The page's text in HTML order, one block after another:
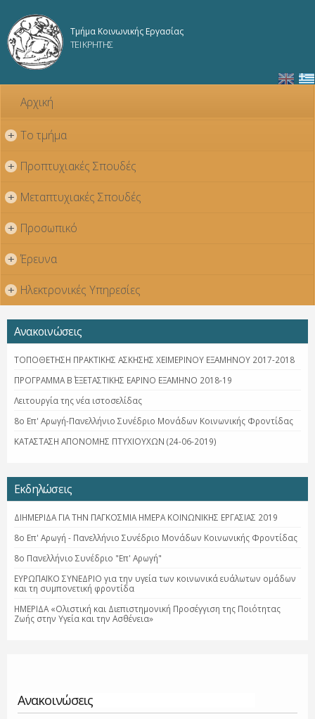
κυρίως
Τμήμα Κοινωνικής Εργασίας
ΤΕΙ ΚΡΗΤΗΣ
Αρχική
+ Το τμήμα
+ Προπτυχιακές Σπουδές
+ Μεταπτυχιακές Σπουδές
+ Προσωπικό
+ Έρευνα
+ Ηλεκτρονικές Υπηρεσίες
Ανακοινώσεις
ΤΟΠΟΘΕΤΗΣΗ ΠΡΑΚΤΙΚΗΣ ΑΣΚΗΣΗΣ ΧΕΙΜΕΡΙΝΟΥ ΕΞΑΜΗΝΟΥ 2017-2018
ΠΡΟΓΡΑΜΜΑ Β΄ ΕΞΕΤΑΣΤΙΚΗΣ ΕΑΡΙΝΟ ΕΞΑΜΗΝΟ 2018-19
Λειτουργία της νέα ιστοσελίδας
8ο Επ' Αρωγή-Πανελλήνιο Συνέδριο Μονάδων Κοινωνικής Φροντίδας
ΚΑΤΑΣΤΑΣΗ ΑΠΟΝΟΜΗΣ ΠΤΥΧΙΟΥΧΩΝ (24-06-2019)
Εκδηλώσεις
ΔΙΗΜΕΡΙΔΑ ΓΙΑ ΤΗΝ ΠΑΓΚΟΣΜΙΑ ΗΜΕΡΑ ΚΟΙΝΩΝΙΚΗΣ ΕΡΓΑΣΙΑΣ 2019
8ο Επ' Αρωγή - Πανελλήνιο Συνέδριο Μονάδων Κοινωνικής Φροντίδας
8ο Πανελλήνιο Συνέδριο "Επ' Αρωγή"
ΕΥΡΩΠΑΪΚΟ ΣΥΝΕΔΡΙΟ για την υγεία των κοινωνικά ευάλωτων ομάδων
και τη συμπονετική φροντίδα
ΗΜΕΡΙΔΑ «Ολιστική και Διεπιστημονική Προσέγγιση της Ποιότητας
Ζωής στην Υγεία και την Ασθένεια»
Ανακοινώσεις